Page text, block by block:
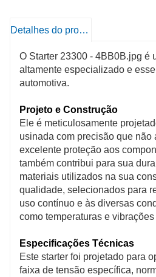
Detalhes do produto
O Starter 23300 - 4BB0B.jpg é
altamente especializado e
automotiva.
Projeto e Construção
Ele é meticulosamente
usinada com precisão que não
excelente proteção aos
também contribui para sua
materiais utilizados na sua
qualidade, selecionados para
uso contínuo e às diversas
como temperaturas e vibrações
Especificações Técnicas
Este starter foi projetado para
faixa de tensão específica,